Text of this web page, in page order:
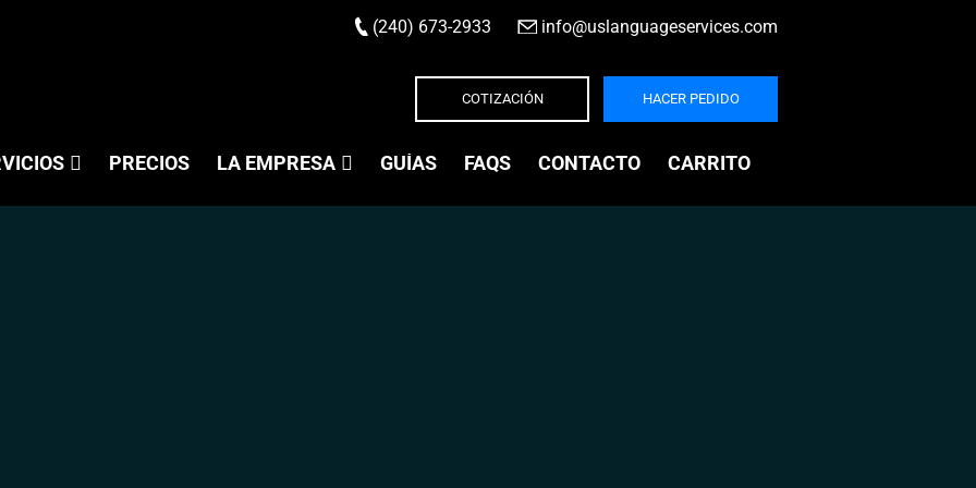
(240) 673-2933 info@uslanguageservices.com
COTIZACIÓN HACER PEDIDO
PRECIOS LA EMPRESA GUÍAS FAQS CONTACTO CARRITO